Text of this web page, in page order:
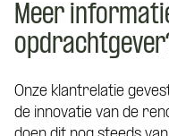
Meer
Onze klantrelatie
de innovatie van de